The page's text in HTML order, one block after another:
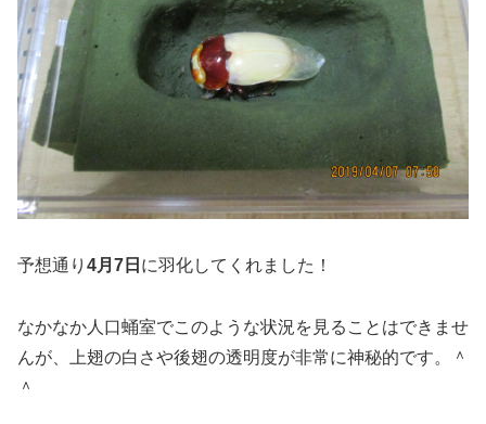
予想通り 4月7日 に羽化してくれました！
なかなか人口蛹室でこのような状況を見ることはできませ
んが、上翅の白さや後翅の透明度が非常に神秘的です。＾
＾